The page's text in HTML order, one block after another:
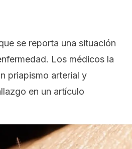
se reporta una situación
Los médicos la
priapismo arterial y
en un artículo